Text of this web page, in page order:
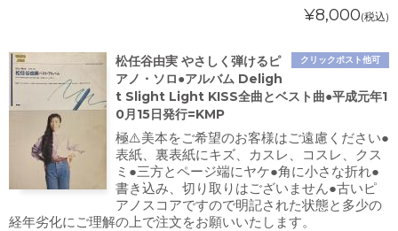
¥8,000(税込)
クリックポスト他可
松任谷由実 やさしく弾けるピ
アノ・ソロ●アルバム Deligh
t Slight Light KISS全曲とベスト曲●平成元年1
0月15日発行=KMP
極⚠️美本をご希望のお客様はご遠慮ください●
表紙、裏表紙にキズ、カスレ、コスレ、クス
ミ●三方とページ端にヤケ●角に小さな折れ●
書き込み、切り取りはございません●古いピ
アノスコアですので明記された状態と多少の
経年劣化にご理解の上で注文をお願いいたします。